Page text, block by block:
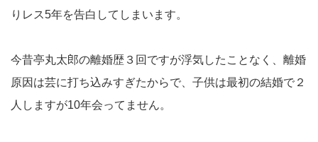
りレス5年を告白してしまいます。
今昔亭丸太郎の離婚歴３回ですが浮気したことなく、離婚
原因は芸に打ち込みすぎたからで、子供は最初の結婚で２
人しますが10年会ってません。